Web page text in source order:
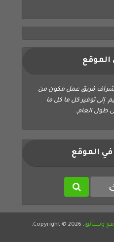
الموقع
إشراف فريق عمل مكون من
إلى توفير كل ما كل ما
طول العام.
الموقع
وثــــــائق. Copyright © 2026.